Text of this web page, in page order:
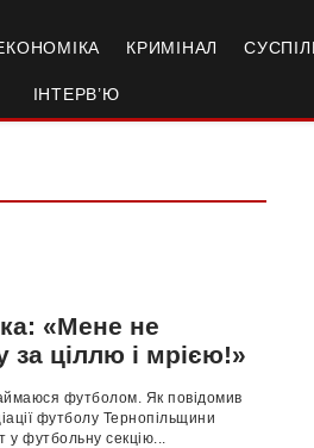
КРИМІНАЛ
ІНТЕРВ’Ю
«Мене не
за ціллю і мрією!»
футболом. Як повідомив
футболу Тернопільщини
у футбольну секцію...